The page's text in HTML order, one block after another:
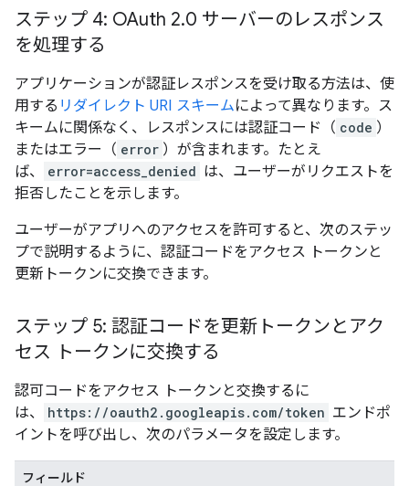
ステップ 4: OAuth 2.0 サーバーのレスポンス
を処理する
アプリケーションが認証レスポンスを受け取る方法は、使
用する リダイレクト URI スキームによって異なります。ス
キームに関係なく、レスポンスには認証コード（ code ）
またはエラー（ error ）が含まれます。たとえ
ば、
error=access_denied は、ユーザーがリクエストを
拒否したことを示します。
ユーザーがアプリへのアクセスを許可すると、次のステッ
プで説明するように、認証コードをアクセス トークンと
更新トークンに交換できます。
ステップ 5: 認証コードを更新トークンとアク
セス トークンに交換する
認可コードをアクセス トークンと交換するに
は、
https://oauth2.googleapis.com/token エンドポ
イントを呼び出し、次のパラメータを設定します。
フィールド